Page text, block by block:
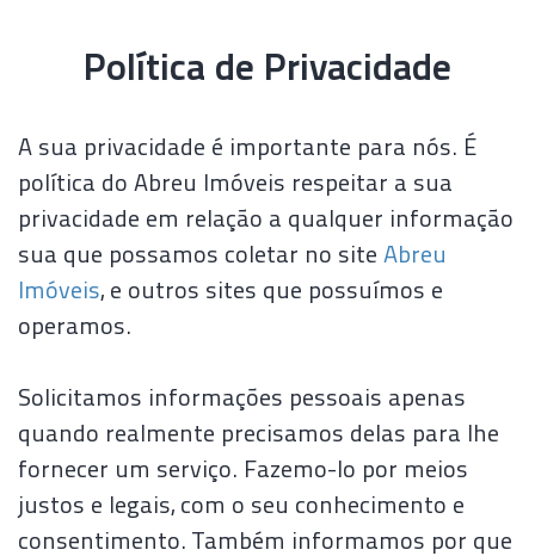
Política de Privacidade
A sua privacidade é importante para nós. É
política do Abreu Imóveis respeitar a sua
privacidade em relação a qualquer informação
sua que possamos coletar no site Abreu
Imóveis, e outros sites que possuímos e
operamos.
Solicitamos informações pessoais apenas
quando realmente precisamos delas para lhe
fornecer um serviço. Fazemo-lo por meios
justos e legais, com o seu conhecimento e
consentimento. Também informamos por que